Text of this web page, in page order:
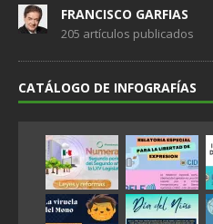
FRANCISCO GARFIAS
205 artículos publicados
CATÁLOGO DE INFOGRAFÍAS